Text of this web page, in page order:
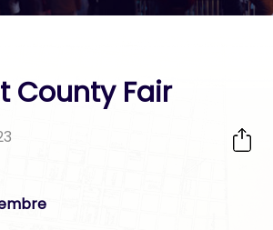
County Fair